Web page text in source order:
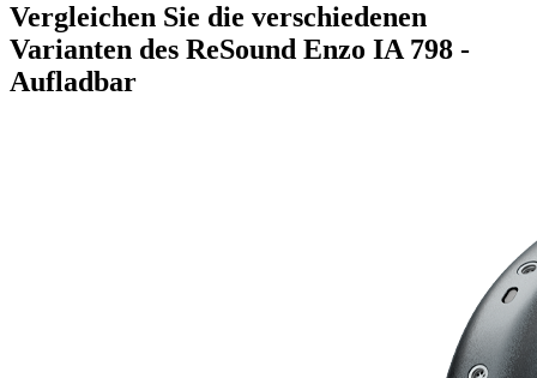
Vergleichen Sie die verschiedenen
Varianten des ReSound Enzo IA 798 -
Aufladbar